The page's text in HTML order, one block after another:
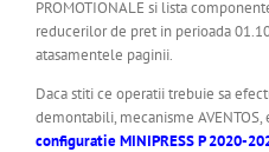
PROMOTIONALE si lista
reducerilor de pret in perioada
atasamentele paginii.
Daca stiti ce operatii trebuie sa
demontabili, mecanisme AVENTOS,
configuratie MINIPRESS P 2020-